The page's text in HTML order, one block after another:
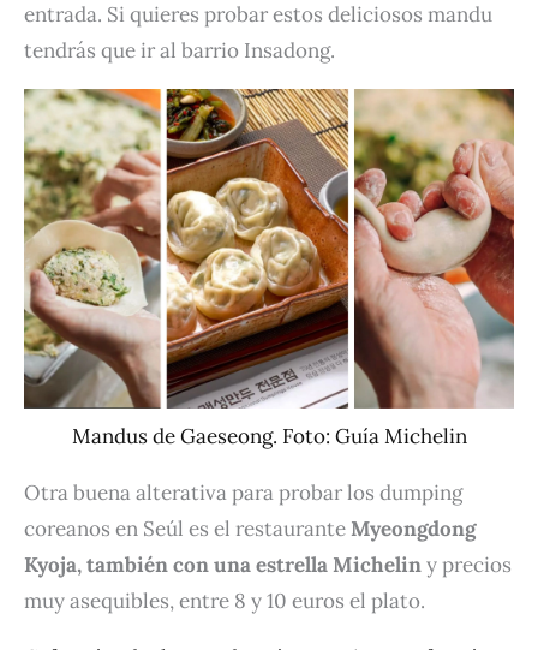
entrada. Si quieres probar estos deliciosos mandu
tendrás que ir al barrio Insadong.
Mandus de Gaeseong. Foto: Guía Michelin
Otra buena alterativa para probar los dumping
coreanos en Seúl es el restauranteMyeongdong
Kyoja, también con una estrella Micheliny precios
muy asequibles, entre 8 y 10 euros el plato.